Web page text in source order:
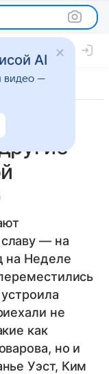
— на
на Неделе
не
как
но и
Уэст, Ким
AI
видео —